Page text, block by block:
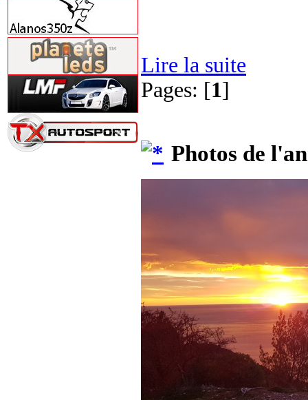
Lire la suite
Pages: [1]
Photos de